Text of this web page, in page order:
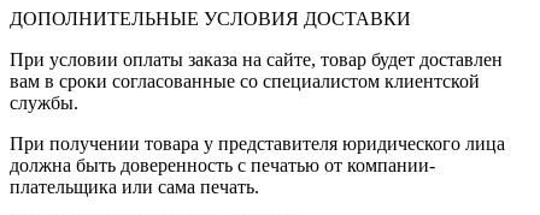
ДОПОЛНИТЕЛЬНЫЕ УСЛОВИЯ ДОСТАВКИ
При условии оплаты заказа на сайте, товар будет доставлен
вам в сроки согласованные со специалистом клиентской
службы.
При получении товара у представителя юридического лица
должна быть доверенность с печатью от компании-
плательщика или сама печать.